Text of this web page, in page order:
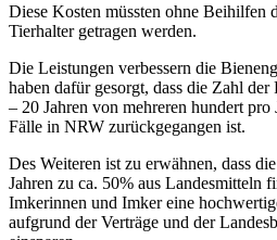
Diese Kosten müssten ohne Beihilfen
Tierhalter getragen werden.
Die Leistungen verbessern die
haben dafür gesorgt, dass die Zahl
– 20 Jahren von mehreren hundert
Fälle in NRW zurückgegangen ist.
Des Weiteren ist zu erwähnen, dass
Jahren zu ca. 50% aus Landesmitteln
Imkerinnen und Imker eine
aufgrund der Verträge und der